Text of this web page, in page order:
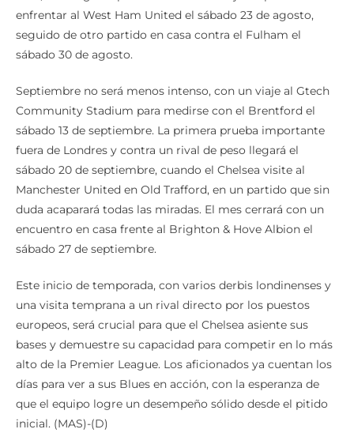
enfrentar al West Ham United el sábado 23 de agosto,
seguido de otro partido en casa contra el Fulham el
sábado 30 de agosto.
Septiembre no será menos intenso, con un viaje al Gtech
Community Stadium para medirse con el Brentford el
sábado 13 de septiembre. La primera prueba importante
fuera de Londres y contra un rival de peso llegará el
sábado 20 de septiembre, cuando el Chelsea visite al
Manchester United en Old Trafford, en un partido que sin
duda acaparará todas las miradas. El mes cerrará con un
encuentro en casa frente al Brighton & Hove Albion el
sábado 27 de septiembre.
Este inicio de temporada, con varios derbis londinenses y
una visita temprana a un rival directo por los puestos
europeos, será crucial para que el Chelsea asiente sus
bases y demuestre su capacidad para competir en lo más
alto de la Premier League. Los aficionados ya cuentan los
días para ver a sus Blues en acción, con la esperanza de
que el equipo logre un desempeño sólido desde el pitido
inicial. (MAS)-(D)